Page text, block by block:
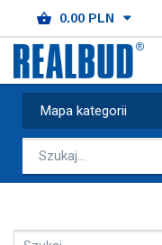
Mapa kategorii